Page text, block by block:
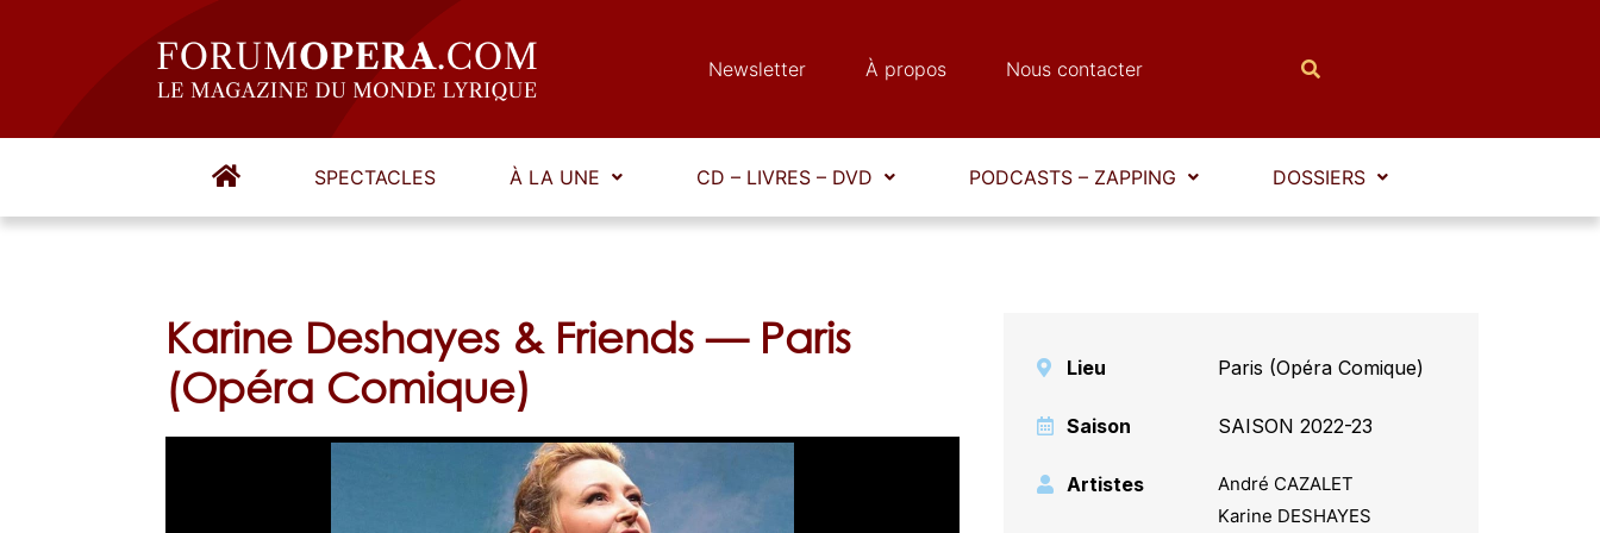
Newsletter À propos Nous contacter
SPECTACLES À LA UNE CD – LIVRES – DVD PODCASTS – ZAPPING DOSSIERS
Karine Deshayes & Friends — Paris
(Opéra Comique)
Lieu Paris (Opéra Comique)
Saison SAISON 2022-23
Artistes
André CAZALET
Karine DESHAYES